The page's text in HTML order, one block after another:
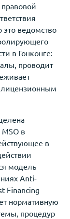
ведомство
в Гонконге:
проводит
лицензионным
в
в
модель
Anti-
Financing
нормативную
процедур